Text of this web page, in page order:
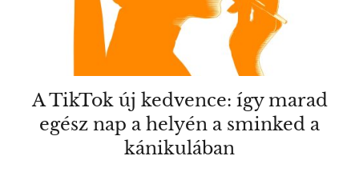
A TikTok új kedvence: így marad
egész nap a helyén a sminked a
kánikulában